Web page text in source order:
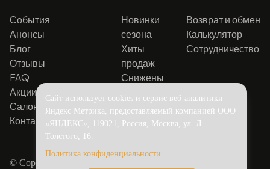
События
Анонсы
Блог
Отзывы
FAQ
Акции
Салоны
Контакты
Новинки
сезона
Хиты
продаж
Снижены
Возврат и обмен
Калькулятор
Сотрудничество
© Copyright 2016-2026.
Сайт использует cookies и сервис веб-аналитики
Яндекс Метрика, предоставляемый компанией ООО
«ЯНДЕКС», 119021, Россия, Москва, ул. Л.
Толстого, 16.
Политика конфиденциальности